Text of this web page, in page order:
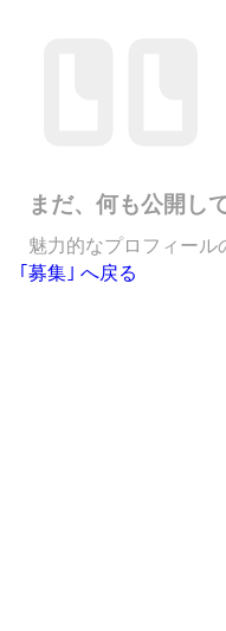
まだ、何も公開し
魅力的なプロフィール
｢募集｣ へ戻る